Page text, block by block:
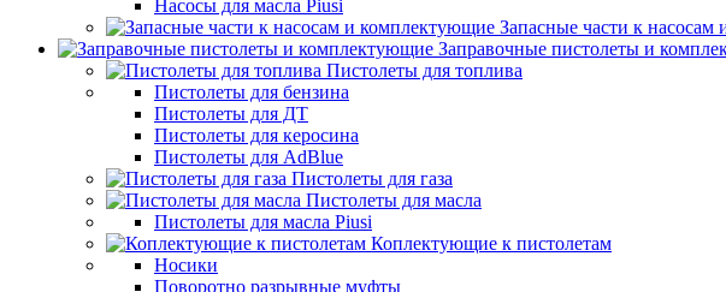
Насосы для масла Piusi
Запасные части к
Заправочные пистолеты и
Пистолеты для топлива
Пистолеты для бензина
Пистолеты для ДТ
Пистолеты для керосина
Пистолеты для AdBlue
Пистолеты для газа
Пистолеты для масла
Пистолеты для масла Piusi
Коплектующие к пистолетам
Носики
Поворотно разрывные муфты